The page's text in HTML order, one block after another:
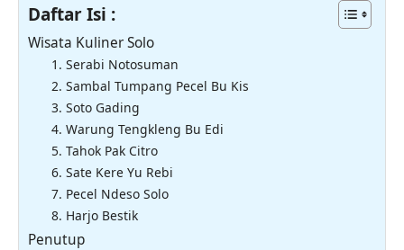
Daftar Isi :
Wisata Kuliner Solo
1. Serabi Notosuman
2. Sambal Tumpang Pecel Bu Kis
3. Soto Gading
4. Warung Tengkleng Bu Edi
5. Tahok Pak Citro
6. Sate Kere Yu Rebi
7. Pecel Ndeso Solo
8. Harjo Bestik
Penutup